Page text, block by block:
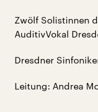
Zwölf Solistinnen
AuditivVokal
Dresdner
Leitung: Andrea